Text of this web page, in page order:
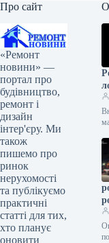
Про сайт
«Ремонт
новини» —
портал про
будівництво,
ремонт і
дизайн
інтер'єру. Ми
також
пишемо про
ринок
нерухомості
та публікуємо
практичні
статті для тих,
хто планує
оновити
в